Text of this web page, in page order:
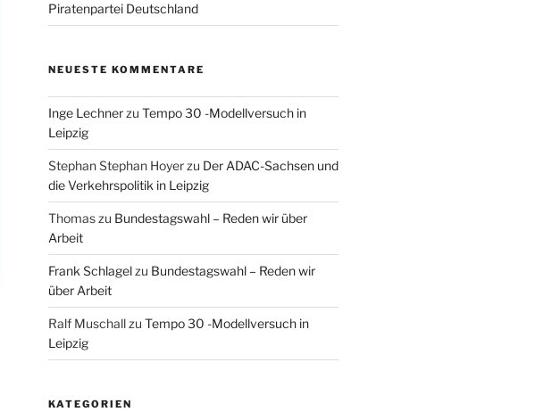
Piratenpartei Deutschland
NEUESTE KOMMENTARE
Inge Lechnerzu Tempo 30 -Modellversuch in
Leipzig
Stephan Stephan Hoyerzu Der ADAC-Sachsen und
die Verkehrspolitik in Leipzig
Thomaszu Bundestagswahl – Reden wir über
Arbeit
Frank Schlagelzu Bundestagswahl – Reden wir
über Arbeit
Ralf Muschallzu Tempo 30 -Modellversuch in
Leipzig
KATEGORIEN